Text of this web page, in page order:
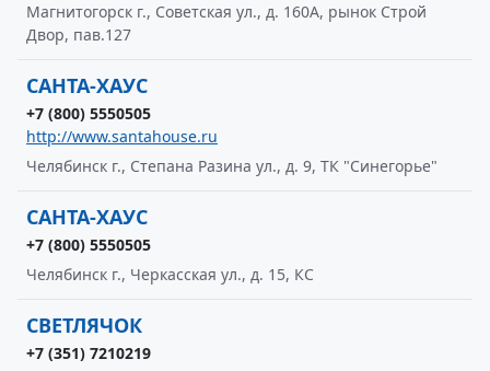
Магнитогорск г., Советская ул., д. 160А, рынок Строй
Двор, пав.127
САНТА-ХАУС
+7 (800) 5550505
http://www.santahouse.ru
Челябинск г., Степана Разина ул., д. 9, ТК "Синегорье"
САНТА-ХАУС
+7 (800) 5550505
Челябинск г., Черкасская ул., д. 15, КС
СВЕТЛЯЧОК
+7 (351) 7210219